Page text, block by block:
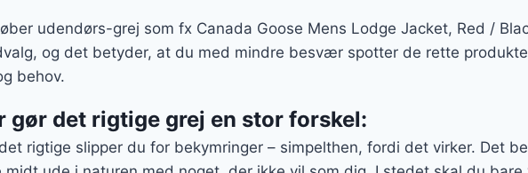
udendørs-grej som fx Canada Goose Mens Lodge Jacket, Red /
og det betyder, at du med mindre besvær spotter de rette
behov.
gør det rigtige grej en stor forskel:
rigtige slipper du for bekymringer – simpelthen, fordi det virker. Det